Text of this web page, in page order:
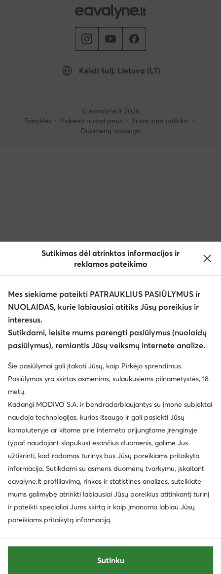
Keisti šalį: Lietuva (LT)
© eavalyne.lt 2026
Taisyklės
Pakeisti nustatymus
Privatumo politika
Duomenų apsauga
Sutikimas dėl atrinktos informacijos ir
reklamos pateikimo
Mes siekiame pateikti PATRAUKLIUS PASIŪLYMUS ir
NUOLAIDAS, kurie labiausiai atitiks Jūsų poreikius ir
interesus.
Sutikdami, leisite mums parengti pasiūlymus (nuolaidų
pasiūlymus), remiantis Jūsų veiksmų internete analize.
Šie pasiūlymai gali įtakoti Jūsų, kaip Pirkėjo sprendimus.
Pasiūlymas yra skirtas asmenims, sulaukusiems pilnametystės, 18
metų.
Kadangi MODIVO S.A. ir bendradarbiaujantys su įmone subjektai
naudoja technologijas, kurios išsaugo ir gali pasiekti Jūsų
kompiuteryje ar kitame prie interneto prijungtame įrenginyje
(ypač naudojant slapukus) esančius duomenis, galime Jus
užtikrinti, kad rodomas turinys bus Jūsų poreikiams pritaikyta
informacija. Sutikdami su asmens duomenų tvarkymu, įskaitant
eavalyne.lt profiliavimą, rinkos ir statistines analizes, suteikiate
mums galimybę atrinkti labiausiai Jūsų poreikius atitinkantį turinį
ir pateikti specialiai Jums skirtą ir kaip įmanoma labiau Jūsų
poreikiams pritaikytą informaciją.
Sutinku